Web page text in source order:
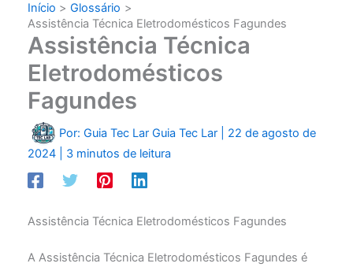
Início
Glossário
Assistência Técnica Eletrodomésticos Fagundes
Assistência Técnica
Eletrodomésticos
Fagundes
Por: Guia Tec Lar Guia Tec Lar
22 de agosto de
2024
3 minutos de leitura
Assistência Técnica Eletrodomésticos Fagundes
A Assistência Técnica Eletrodomésticos Fagundes é